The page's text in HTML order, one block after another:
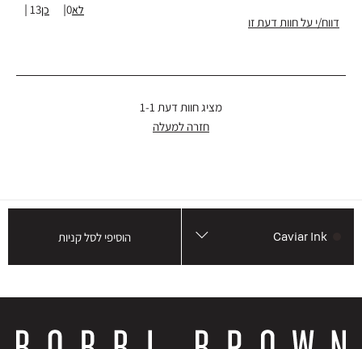
13
0
דווח/י על חוות דעת זו
מציג חוות דעת 1-1
חזרה למעלה
Caviar Ink הוסיפי לסל קניות